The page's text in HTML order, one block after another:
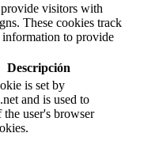
visitors with
These cookies track
information to provide
Descripción
is set by
and is used to
the user's browser